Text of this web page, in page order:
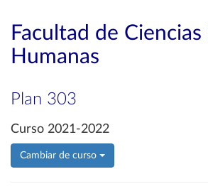
Facultad de Ciencias
Humanas
Plan 303
Curso 2021-2022
Cambiar de curso